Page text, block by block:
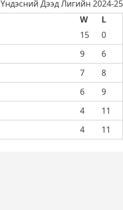
Үндэсний Дээд Лигийн 2024-25
W
L
15
0
9
6
7
8
6
9
4
11
4 11